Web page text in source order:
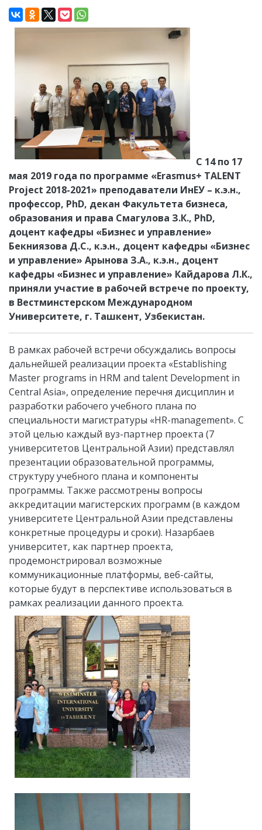
С 14 по 17
мая 2019 года по программе «Erasmus+ TALENT
Project 2018-2021» преподаватели ИнЕУ – к.э.н.,
профессор, PhD, декан Факультета бизнеса,
образования и права Смагулова З.К., PhD,
доцент кафедры «Бизнес и управление»
Бекниязова Д.С., к.э.н., доцент кафедры «Бизнес
и управление» Арынова З.А., к.э.н., доцент
кафедры «Бизнес и управление» Кайдарова Л.К.,
приняли участие в рабочей встрече по проекту,
в Вестминстерском Международном
Университете, г. Ташкент, Узбекистан.
В рамках рабочей встречи обсуждались вопросы
дальнейшей реализации проекта «Establishing
Master programs in HRM and talent Development in
Central Asia», определение перечня дисциплин и
разработки рабочего учебного плана по
специальности магистратуры «HR-management». С
этой целью каждый вуз-партнер проекта (7
университетов Центральной Азии) представлял
презентации образовательной программы,
структуру учебного плана и компоненты
программы. Также рассмотрены вопросы
аккредитации магистерских программ (в каждом
университете Центральной Азии представлены
конкретные процедуры и сроки). Назарбаев
университет, как партнер проекта,
продемонстрировал возможные
коммуникационные платформы, веб-сайты,
которые будут в перспективе использоваться в
рамках реализации данного проекта.